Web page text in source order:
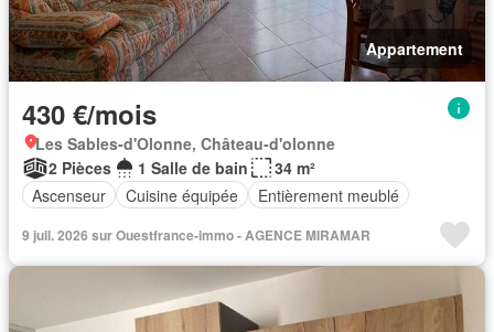
Appartement
430 €/mois
Les Sables-d'Olonne, Château-d'olonne
2 Pièces
1 Salle de bain
34 m²
Ascenseur
Cuisine équipée Entièrement meublé
9 juil. 2026 sur Ouestfrance-immo - AGENCE MIRAMAR